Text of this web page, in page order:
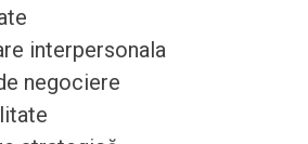
interpersonala
negociere